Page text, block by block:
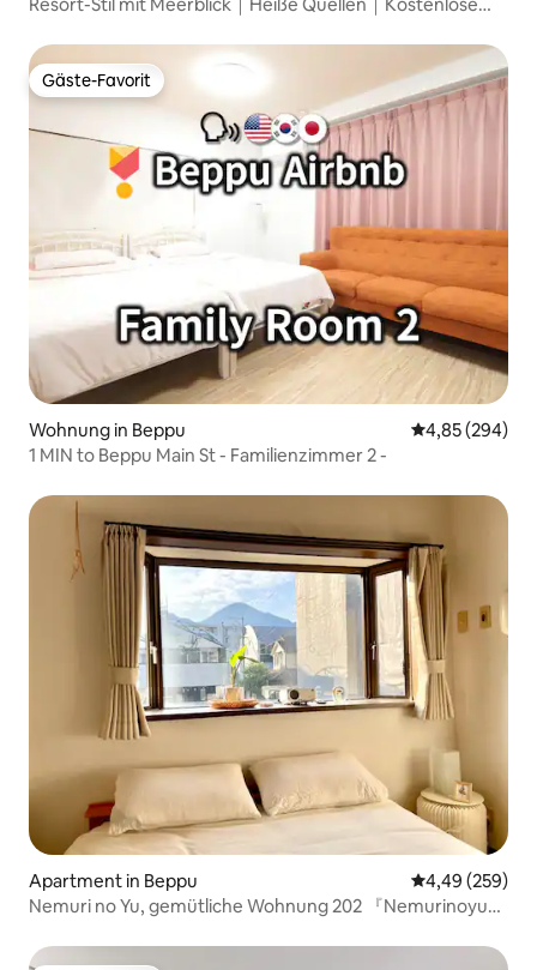
Gäste-Favorit
Gäste-Favorit
Wohnung in Beppu
4,85 (294)
1 MIN to Beppu Main St - Familienzimmer 2 -
Apartment in Beppu
4,49 (259)
Nemuri no Yu, gemütliche Wohnung 202 『Nemurinoyu』